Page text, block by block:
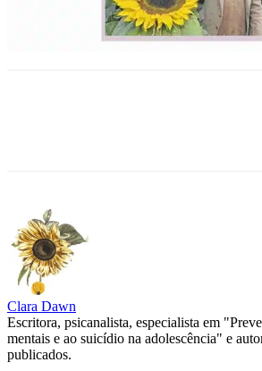
Clara Dawn
Escritora, psicanalista, especialista em
mentais e ao suicídio na adolescência" e
publicados.